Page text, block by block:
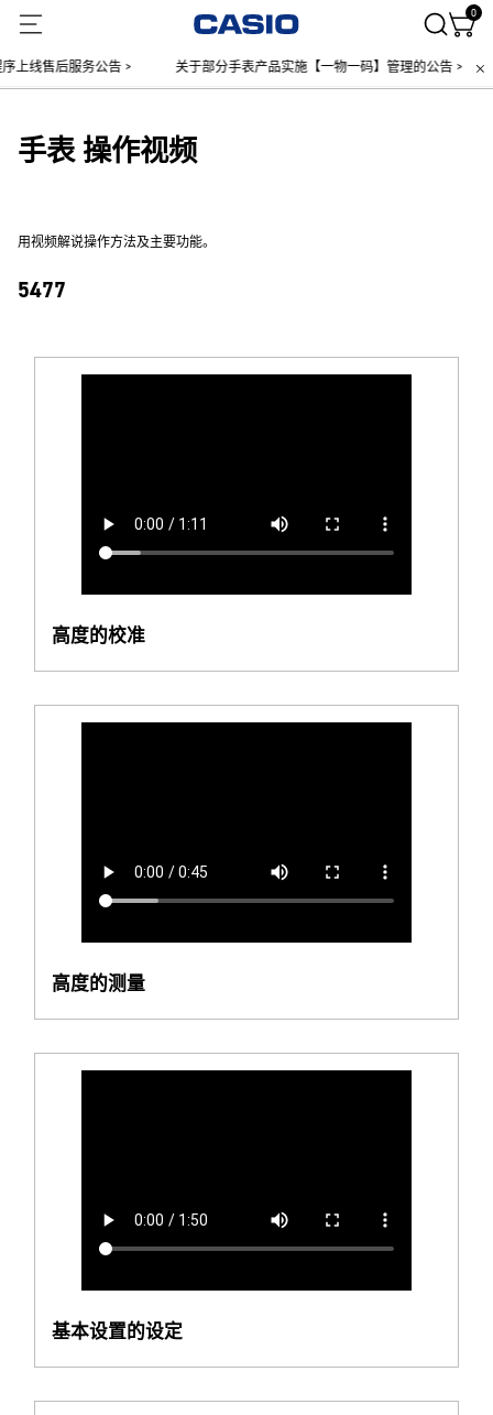
0
售后服务公告 > 关于部分手表产品实施【一物一码】管理的公告 >
手表 操作视频
用视频解说操作方法及主要功能。
5477
高度的校准
高度的测量
基本设置的设定